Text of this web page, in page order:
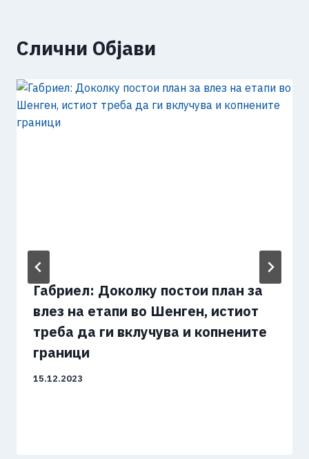
Слични Објави
Габриел: Доколку постои план за
влез на етапи во Шенген, истиот
треба да ги вклучува и копнените
граници
15.12.2023